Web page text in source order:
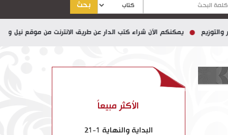
بحث
يمكنكم الآن شراء كتب الدار عن طريق الانترنت من موقع نيل وفرات
الأكثر مبيعاً
البداية والنهاية 1-21